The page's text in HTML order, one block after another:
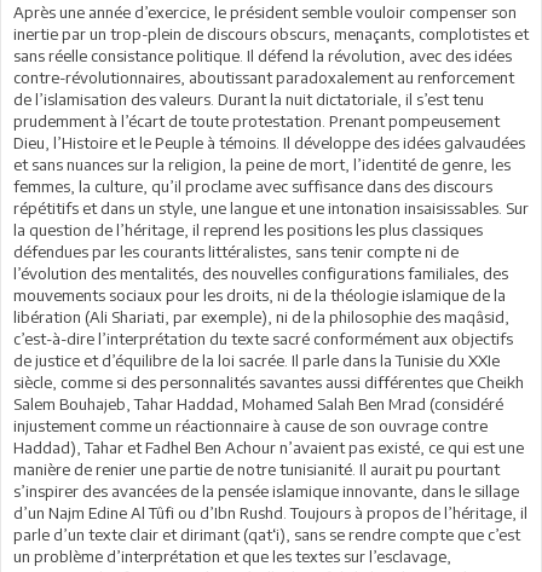
Après une année d’exercice, le président semble vouloir compenser son
inertie par un trop-plein de discours obscurs, menaçants, complotistes et
sans réelle consistance politique. Il défend la révolution, avec des idées
contre-révolutionnaires, aboutissant paradoxalement au renforcement
de l’islamisation des valeurs. Durant la nuit dictatoriale, il s’est tenu
prudemment à l’écart de toute protestation. Prenant pompeusement
Dieu, l’Histoire et le Peuple à témoins. Il développe des idées galvaudées
et sans nuances sur la religion, la peine de mort, l’identité de genre, les
femmes, la culture, qu’il proclame avec suffisance dans des discours
répétitifs et dans un style, une langue et une intonation insaisissables. Sur
la question de l’héritage, il reprend les positions les plus classiques
défendues par les courants littéralistes, sans tenir compte ni de
l’évolution des mentalités, des nouvelles configurations familiales, des
mouvements sociaux pour les droits, ni de la théologie islamique de la
libération (Ali Shariati, par exemple), ni de la philosophie des maqâsid,
c’est-à-dire l’interprétation du texte sacré conformément aux objectifs
de justice et d’équilibre de la loi sacrée. Il parle dans la Tunisie du XXIe
siècle, comme si des personnalités savantes aussi différentes que Cheikh
Salem Bouhajeb, Tahar Haddad, Mohamed Salah Ben Mrad (considéré
injustement comme un réactionnaire à cause de son ouvrage contre
Haddad), Tahar et Fadhel Ben Achour n’avaient pas existé, ce qui est une
manière de renier une partie de notre tunisianité. Il aurait pu pourtant
s’inspirer des avancées de la pensée islamique innovante, dans le sillage
d’un Najm Edine Al Tûfi ou d’Ibn Rushd. Toujours à propos de l’héritage, il
parle d’un texte clair et dirimant (qat‘i), sans se rendre compte que c’est
un problème d’interprétation et que les textes sur l’esclavage,